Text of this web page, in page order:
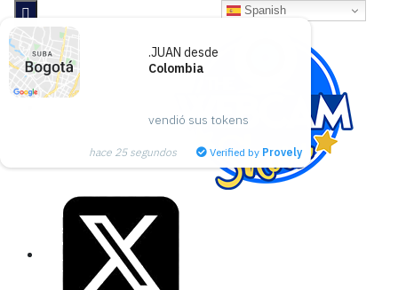
Spanish

.JUAN desde
Colombia
vendió sus tokens
hace 25 segundos Verified by Provely